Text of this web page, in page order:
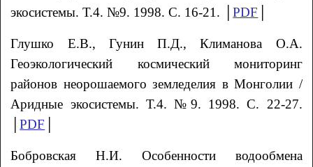
экосистемы. Т.4. №9. 1998. С. 16-21. │PDF
Глушко Е.В., Гунин П.Д., Климанова О.А.
Геоэкологический космический мониторинг
районов неорошаемого земледелия в Монголии /
Аридные экосистемы. Т.4. №9. 1998. С. 22-27.
│PDF
Бобровская Н.И. Особенности водообмена